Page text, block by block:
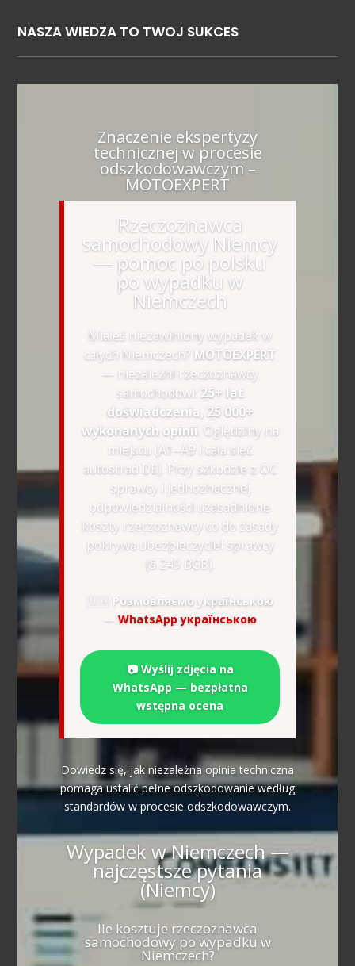
NASZA WIEDZA TO TWOJ SUKCES
Znaczenie ekspertyzy
technicznej w procesie
odszkodowawczym –
MOTOEXPERT
Rzeczoznawca
samochodowy Niemcy
— pomoc po polsku
po wypadku w
Niemczech
Miałeś niezawiniony wypadek w
całych Niemczech? MOTOEXPERT
— niezależni rzeczoznawcy
samochodowi: 25+ lat
doświadczenia, 25 000+
wykonanych opinii . Oględziny na
miejscu (A1–A9 i cała sieć
autostrad DE). Przy szkodzie z OC
sprawcy i jednoznacznej
odpowiedzialności uzasadnione
koszty rzeczoznawcy co do zasady
pokrywa ubezpieczyciel sprawcy
(§ 249 BGB).
🇺🇦 Розмовляємо українською
— WhatsApp українською
📷 Wyślij zdjęcia na
WhatsApp — bezpłatna
wstępna ocena
Dowiedz się, jak niezależna opinia techniczna
pomaga ustalić pełne odszkodowanie według
standardów w procesie odszkodowawczym.
Wypadek w Niemczech —
najczęstsze pytania
(Niemcy)
Ile kosztuje rzeczoznawca
samochodowy po wypadku w
Niemczech?